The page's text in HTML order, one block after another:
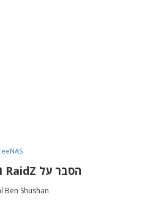
הסבר על RaidZ ועל Raid בכללי
Ben Shushan